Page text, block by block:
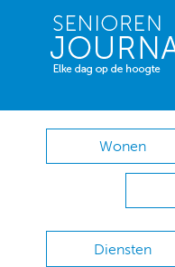
Wonen
Diensten